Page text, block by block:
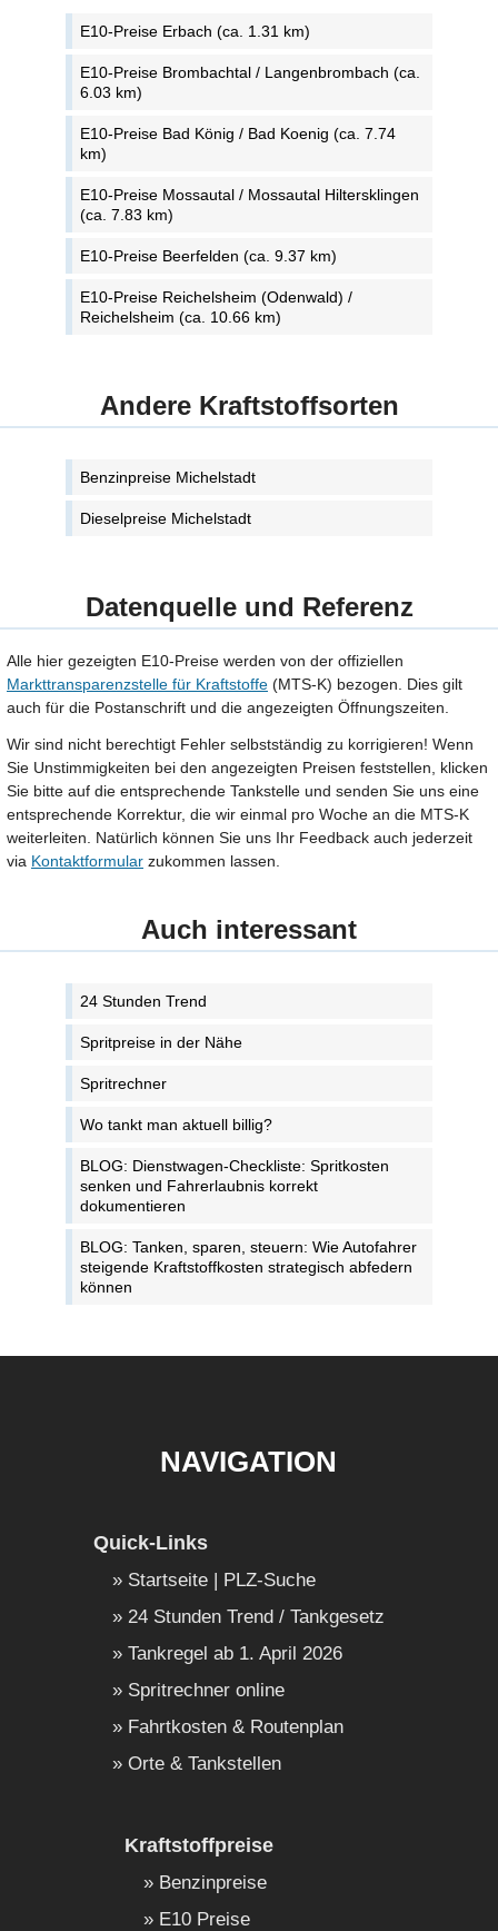
E10-Preise Erbach (ca. 1.31 km)
E10-Preise Brombachtal / Langenbrombach (ca.
6.03 km)
E10-Preise Bad König / Bad Koenig (ca. 7.74
km)
E10-Preise Mossautal / Mossautal Hiltersklingen
(ca. 7.83 km)
E10-Preise Beerfelden (ca. 9.37 km)
E10-Preise Reichelsheim (Odenwald) /
Reichelsheim (ca. 10.66 km)
Andere Kraftstoffsorten
Benzinpreise Michelstadt
Dieselpreise Michelstadt
Datenquelle und Referenz
Alle hier gezeigten E10-Preise werden von der offiziellen
Markttransparenzstelle für Kraftstoffe (MTS-K) bezogen. Dies gilt
auch für die Postanschrift und die angezeigten Öffnungszeiten.
Wir sind nicht berechtigt Fehler selbstständig zu korrigieren! Wenn
Sie Unstimmigkeiten bei den angezeigten Preisen feststellen, klicken
Sie bitte auf die entsprechende Tankstelle und senden Sie uns eine
entsprechende Korrektur, die wir einmal pro Woche an die MTS-K
weiterleiten. Natürlich können Sie uns Ihr Feedback auch jederzeit
via Kontaktformular zukommen lassen.
Auch interessant
24 Stunden Trend
Spritpreise in der Nähe
Spritrechner
Wo tankt man aktuell billig?
BLOG: Dienstwagen-Checkliste: Spritkosten
senken und Fahrerlaubnis korrekt
dokumentieren
BLOG: Tanken, sparen, steuern: Wie Autofahrer
steigende Kraftstoffkosten strategisch abfedern
können
NAVIGATION
Quick-Links
Startseite | PLZ-Suche
24 Stunden Trend / Tankgesetz
Tankregel ab 1. April 2026
Spritrechner online
Fahrtkosten & Routenplan
Orte & Tankstellen
Kraftstoffpreise
Benzinpreise
E10 Preise